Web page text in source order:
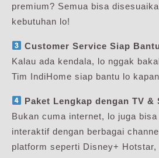
premium? Semua bisa
kebutuhan lo!
Customer Service Siap
Kalau ada kendala, lo nggak
Tim IndiHome siap bantu lo
Paket Lengkap dengan TV &
Bukan cuma internet, lo juga
interaktif dengan berbagai
platform seperti Disney+